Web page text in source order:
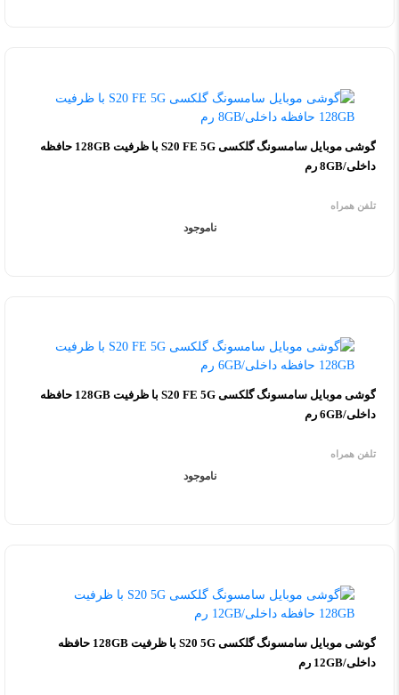
گوشی موبایل سامسونگ گلکسی S20 FE 5G با ظرفیت 128GB حافظه
داخلی/8GB رم
تلفن همراه
ناموجود
گوشی موبایل سامسونگ گلکسی S20 FE 5G با ظرفیت 128GB حافظه
داخلی/6GB رم
تلفن همراه
ناموجود
گوشی موبایل سامسونگ گلکسی S20 5G با ظرفیت 128GB حافظه
داخلی/12GB رم